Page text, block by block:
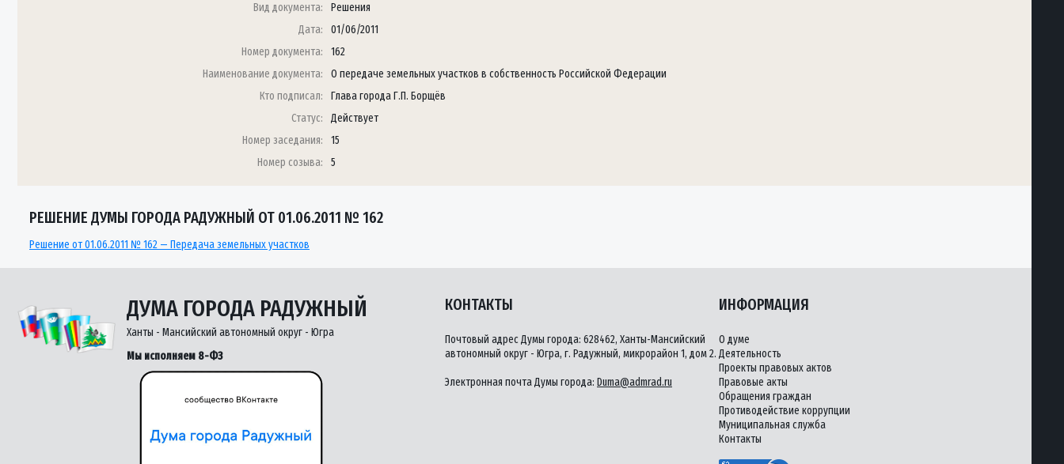
Вид документа:
Решения
Дата:
01/06/2011
Номер документа:
162
Наименование документа:
О передаче земельных участков в собственность Российской Федерации
Кто подписал:
Глава города Г.П. Борщёв
Статус:
Действует
Номер заседания:
15
Номер созыва:
5
РЕШЕНИЕ ДУМЫ ГОРОДА РАДУЖНЫЙ ОТ 01.06.2011 № 162
Решение от 01.06.2011 № 162 — Передача земельных участков
ДУМА ГОРОДА РАДУЖНЫЙ
Ханты - Мансийский автономный округ - Югра
Мы исполняем 8-ФЗ
КОНТАКТЫ
Почтовый адрес Думы города: 628462, Ханты-Мансийский
автономный округ - Югра, г. Радужный, микрорайон 1, дом 2.
Электронная почта Думы города: Duma@admrad.ru
ИНФОРМАЦИЯ
О думе
Деятельность
Проекты правовых актов
Правовые акты
Обращения граждан
Противодействие коррупции
Муниципальная служба
Контакты